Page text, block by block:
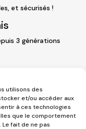
utilisons des
et/ou accéder aux
à ces technologies
que le comportement
fait de ne pas
et sécurisés !
3 générations